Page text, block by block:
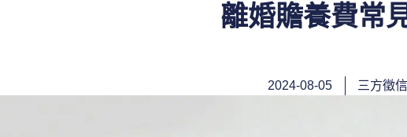
離婚贍養費常
2024-08-05 三方徵